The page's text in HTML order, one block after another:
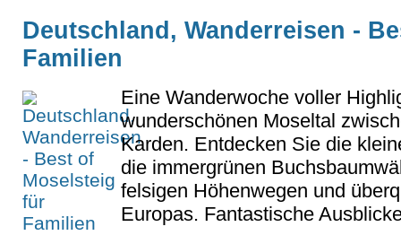
Deutschland, Wanderreisen -
Familien
Eine Wanderwoche voller
wunderschönen Moseltal
Karden. Entdecken Sie die
die immergrünen
felsigen Höhenwegen und
Europas. Fantastische